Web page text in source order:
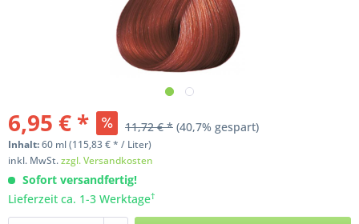
6,95 € * 11,72 € * (40,7% gespart)
Inhalt:60 ml(115,83 € * / Liter)
inkl. MwSt.zzgl. Versandkosten
Sofort versandfertig!
Lieferzeit ca. 1-3 Werktage†